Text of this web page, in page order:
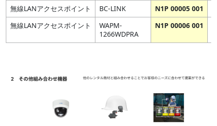
無線LANアクセスポイント
BC-LINK
N1P 00005 001
無線LANアクセスポイント
WAPM-
1266WDPRA
N1P 00006 001